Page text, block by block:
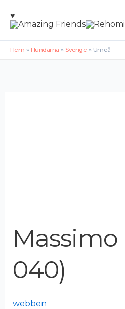
♥
Hem Hundarna Sverige Umeå
Massimo
040)
webben
040)